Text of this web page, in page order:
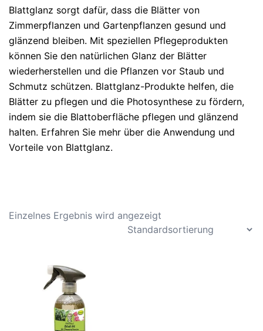
Blattglanz sorgt dafür, dass die Blätter von
Zimmerpflanzen und Gartenpflanzen gesund und
glänzend bleiben. Mit speziellen Pflegeprodukten
können Sie den natürlichen Glanz der Blätter
wiederherstellen und die Pflanzen vor Staub und
Schmutz schützen. Blattglanz-Produkte helfen, die
Blätter zu pflegen und die Photosynthese zu fördern,
indem sie die Blattoberfläche pflegen und glänzend
halten. Erfahren Sie mehr über die Anwendung und
Vorteile von Blattglanz.
Einzelnes Ergebnis wird angezeigt